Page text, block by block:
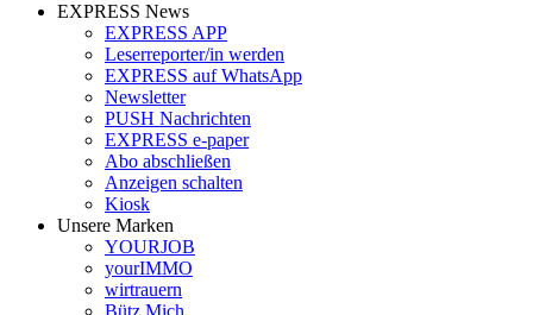
EXPRESS News
EXPRESS APP
Leserreporter/in werden
EXPRESS auf WhatsApp
Newsletter
PUSH Nachrichten
EXPRESS e-paper
Abo abschließen
Anzeigen schalten
Kiosk
Unsere Marken
YOURJOB
yourIMMO
wirtrauern